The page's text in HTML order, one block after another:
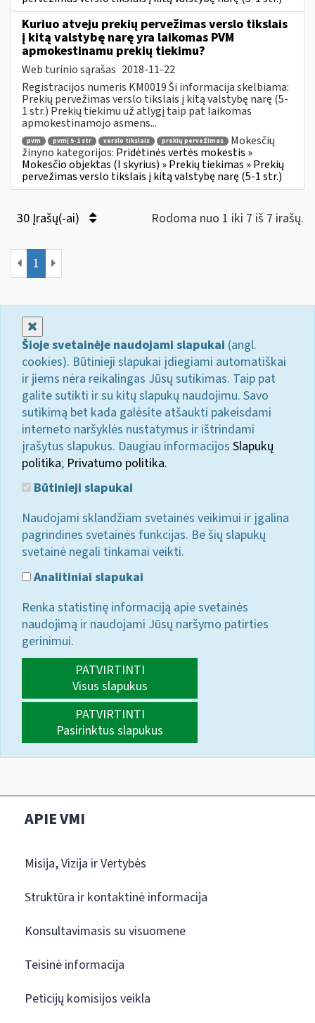
Kuriuo atveju prekių pervežimas verslo tikslais
į kitą valstybę narę yra laikomas PVM
apmokestinamu prekių tiekimu?
Web turinio sąrašas 2018-11-22
Registracijos numeris KM0019 Ši informacija skelbiama:
Prekių pervežimas verslo tikslais į kitą valstybę narę (5-
1 str.) Prekių tiekimu už atlygį taip pat laikomas
apmokestinamojo asmens...
pvm pvmį 5-1 str verslo tikslais prekių pervežimas
Mokesčių
žinyno kategorijos: Pridėtinės vertės mokestis »
Mokesčio objektas (I skyrius) » Prekių tiekimas » Prekių
pervežimas verslo tikslais į kitą valstybę narę (5-1 str.)
30 Įrašų(-ai) Rodoma nuo 1 iki 7 iš 7 irašų.
1
Šioje svetainėje naudojami slapukai (angl.
cookies). Būtinieji slapukai įdiegiami automatiškai
ir jiems nėra reikalingas Jūsų sutikimas. Taip pat
galite sutikti ir su kitų slapukų naudojimu. Savo
sutikimą bet kada galėsite atšaukti pakeisdami
interneto naršyklės nustatymus ir ištrindami
įrašytus slapukus. Daugiau informacijos Slapukų
politika; Privatumo politika.
Būtinieji slapukai
Naudojami sklandžiam svetainės veikimui ir įgalina
pagrindines svetainės funkcijas. Be šių slapukų
svetainė negali tinkamai veikti.
Analitiniai slapukai
Renka statistinę informaciją apie svetainės
naudojimą ir naudojami Jūsų naršymo patirties
gerinimui.
PATVIRTINTI
Visus slapukus
PATVIRTINTI
Pasirinktus slapukus
APIE VMI
Misija, Vizija ir Vertybės
Struktūra ir kontaktinė informacija
Konsultavimasis su visuomene
Teisinė informacija
Peticijų komisijos veikla